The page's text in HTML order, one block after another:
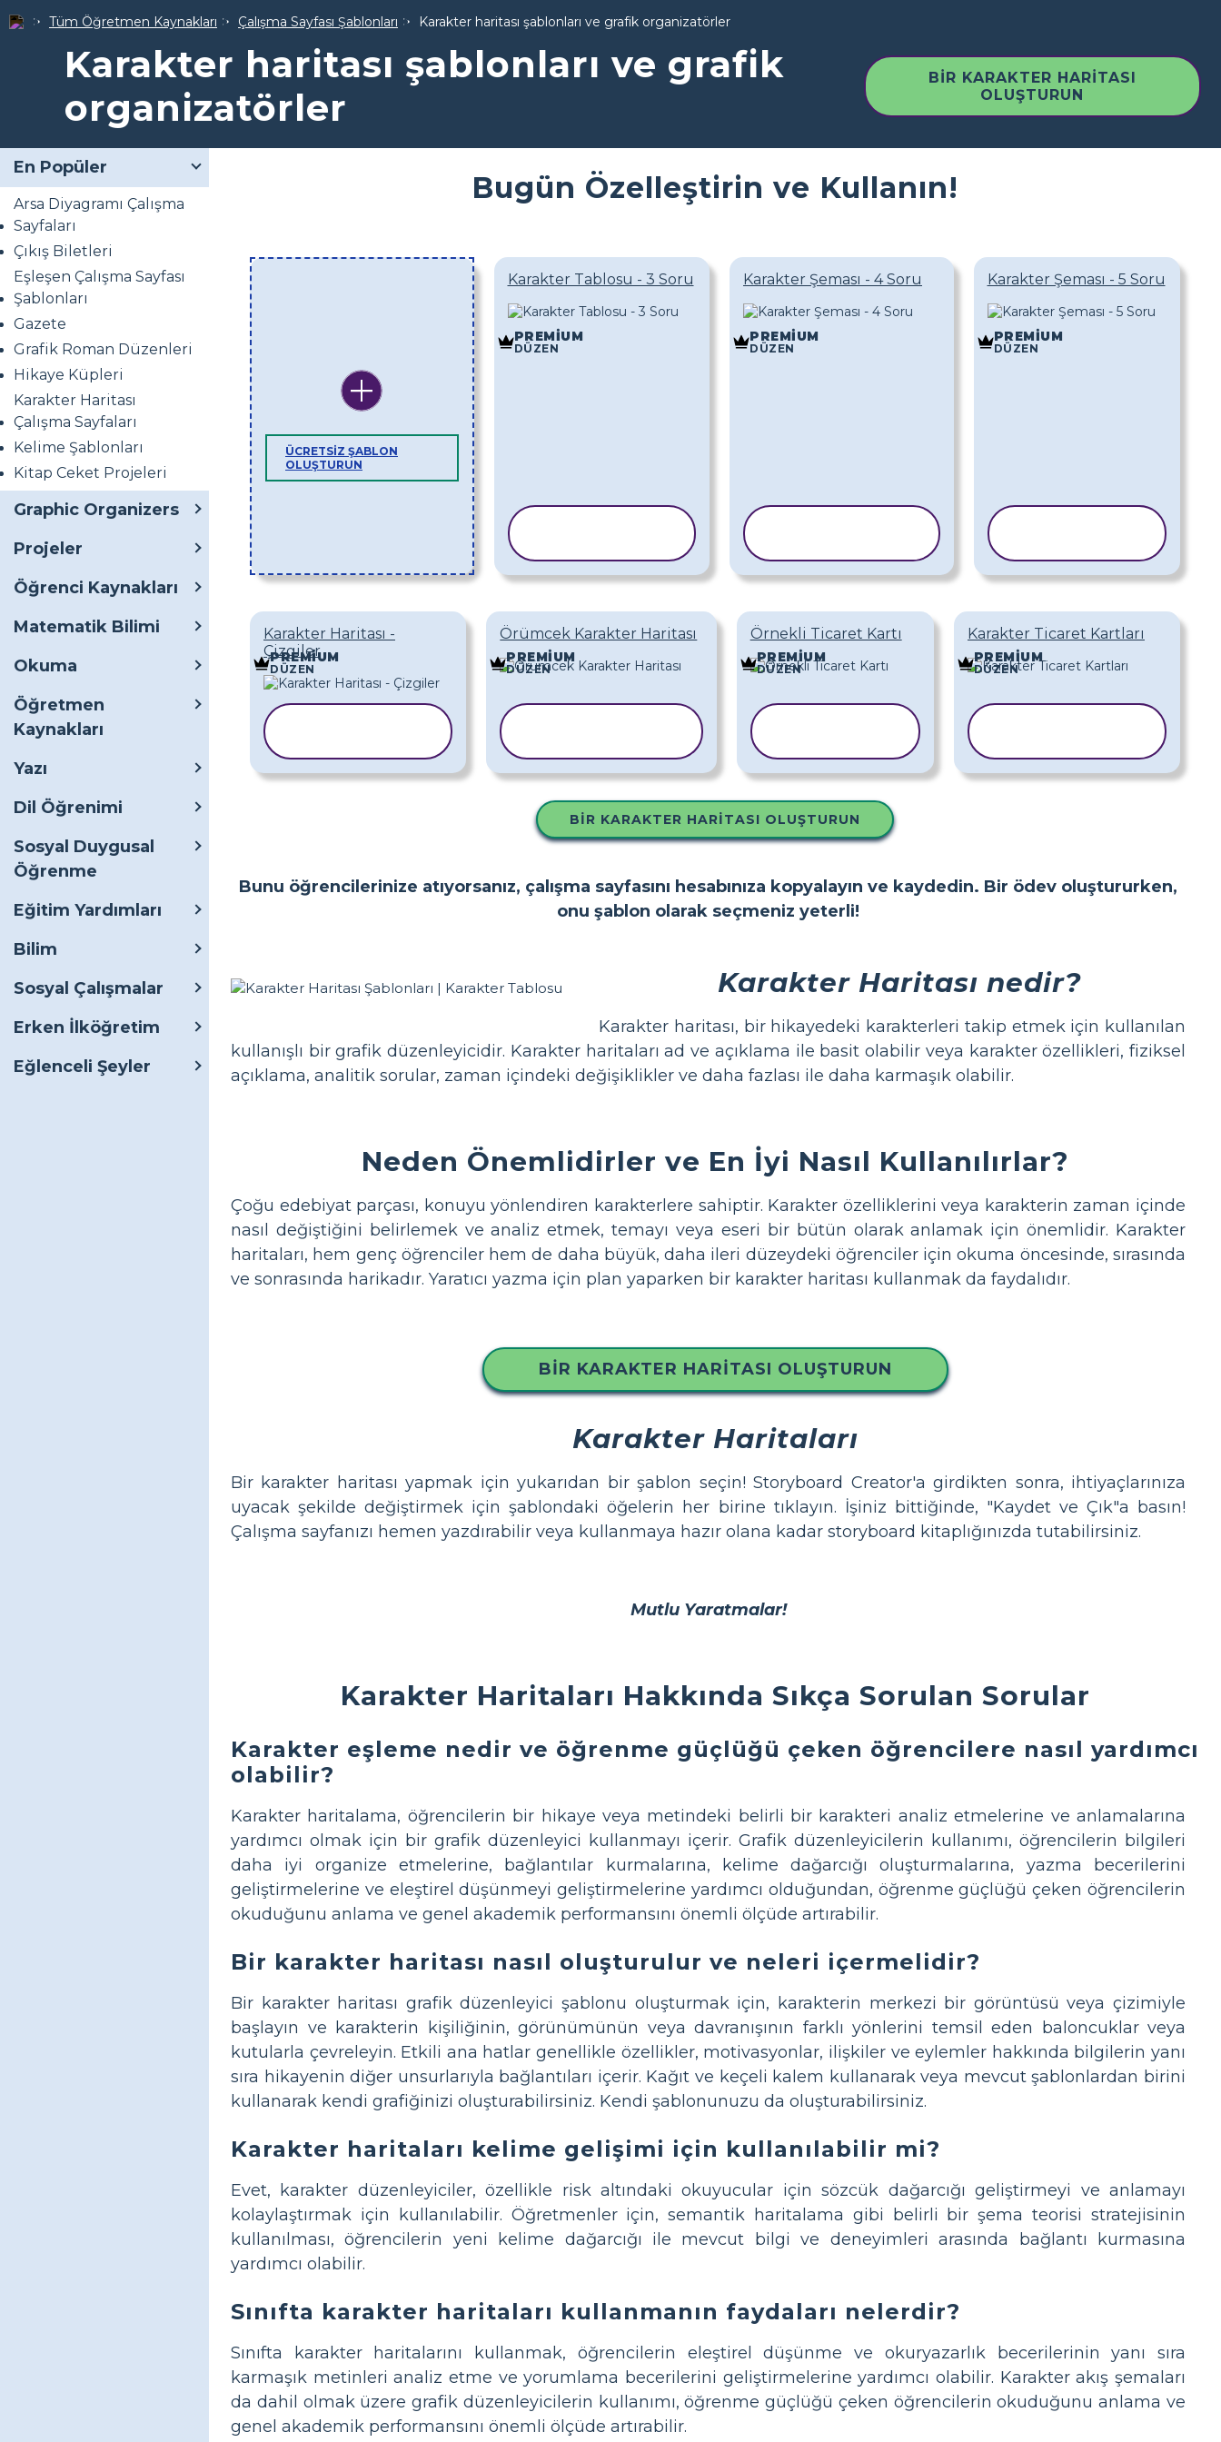
Tüm Öğretmen Kaynakları Çalışma Sayfası Şablonları Karakter haritası şablonları ve grafik organizatörler
Karakter haritası şablonları ve grafik
organizatörler
BIR KARAKTER HARITASI
OLUŞTURUN
En Popüler
Arsa Diyagramı Çalışma
Sayfaları
Çıkış Biletleri
Eşleşen Çalışma Sayfası
Şablonları
Gazete
Grafik Roman Düzenleri
Hikaye Küpleri
Karakter Haritası
Çalışma Sayfaları
Kelime Şablonları
Kitap Ceket Projeleri
Graphic Organizers
Projeler
Öğrenci Kaynakları
Matematik Bilimi
Okuma
Öğretmen
Kaynakları
Yazı
Dil Öğrenimi
Sosyal Duygusal
Öğrenme
Eğitim Yardımları
Bilim
Sosyal Çalışmalar
Erken İlköğretim
Eğlenceli Şeyler
Bugün Özelleştirin ve Kullanın!
ÜCRETSIZ ŞABLON
OLUŞTURUN
Karakter Tablosu - 3 Soru
PREMIUM
DÜZEN
Karakter Şeması - 4 Soru
PREMIUM
DÜZEN
Karakter Şeması - 5 Soru
PREMIUM
DÜZEN
Karakter Haritası -
Çizgiler
PREMIUM
DÜZEN
Örümcek Karakter Haritası
PREMIUM
DÜZEN
Örnekli Ticaret Kartı
PREMIUM
DÜZEN
Karakter Ticaret Kartları
PREMIUM
DÜZEN
BIR KARAKTER HARITASI OLUŞTURUN
Bunu öğrencilerinize atıyorsanız, çalışma sayfasını hesabınıza kopyalayın ve kaydedin. Bir ödev oluştururken,
onu şablon olarak seçmeniz yeterli!
Karakter Haritası nedir?
Karakter haritası, bir hikayedeki karakterleri takip etmek için kullanılan
kullanışlı bir grafik düzenleyicidir. Karakter haritaları ad ve açıklama ile basit olabilir veya karakter özellikleri, fiziksel
açıklama, analitik sorular, zaman içindeki değişiklikler ve daha fazlası ile daha karmaşık olabilir.
Neden Önemlidirler ve En İyi Nasıl Kullanılırlar?
Çoğu edebiyat parçası, konuyu yönlendiren karakterlere sahiptir. Karakter özelliklerini veya karakterin zaman içinde
nasıl değiştiğini belirlemek ve analiz etmek, temayı veya eseri bir bütün olarak anlamak için önemlidir. Karakter
haritaları, hem genç öğrenciler hem de daha büyük, daha ileri düzeydeki öğrenciler için okuma öncesinde, sırasında
ve sonrasında harikadır. Yaratıcı yazma için plan yaparken bir karakter haritası kullanmak da faydalıdır.
BIR KARAKTER HARITASI OLUŞTURUN
Karakter Haritaları
Bir karakter haritası yapmak için yukarıdan bir şablon seçin! Storyboard Creator'a girdikten sonra, ihtiyaçlarınıza
uyacak şekilde değiştirmek için şablondaki öğelerin her birine tıklayın. İşiniz bittiğinde, "Kaydet ve Çık"a basın!
Çalışma sayfanızı hemen yazdırabilir veya kullanmaya hazır olana kadar storyboard kitaplığınızda tutabilirsiniz.
Mutlu Yaratmalar!
Karakter Haritaları Hakkında Sıkça Sorulan Sorular
Karakter eşleme nedir ve öğrenme güçlüğü çeken öğrencilere nasıl yardımcı
olabilir?
Karakter haritalama, öğrencilerin bir hikaye veya metindeki belirli bir karakteri analiz etmelerine ve anlamalarına
yardımcı olmak için bir grafik düzenleyici kullanmayı içerir. Grafik düzenleyicilerin kullanımı, öğrencilerin bilgileri
daha iyi organize etmelerine, bağlantılar kurmalarına, kelime dağarcığı oluşturmalarına, yazma becerilerini
geliştirmelerine ve eleştirel düşünmeyi geliştirmelerine yardımcı olduğundan, öğrenme güçlüğü çeken öğrencilerin
okuduğunu anlama ve genel akademik performansını önemli ölçüde artırabilir.
Bir karakter haritası nasıl oluşturulur ve neleri içermelidir?
Bir karakter haritası grafik düzenleyici şablonu oluşturmak için, karakterin merkezi bir görüntüsü veya çizimiyle
başlayın ve karakterin kişiliğinin, görünümünün veya davranışının farklı yönlerini temsil eden baloncuklar veya
kutularla çevreleyin. Etkili ana hatlar genellikle özellikler, motivasyonlar, ilişkiler ve eylemler hakkında bilgilerin yanı
sıra hikayenin diğer unsurlarıyla bağlantıları içerir. Kağıt ve keçeli kalem kullanarak veya mevcut şablonlardan birini
kullanarak kendi grafiğinizi oluşturabilirsiniz. Kendi şablonunuzu da oluşturabilirsiniz.
Karakter haritaları kelime gelişimi için kullanılabilir mi?
Evet, karakter düzenleyiciler, özellikle risk altındaki okuyucular için sözcük dağarcığı geliştirmeyi ve anlamayı
kolaylaştırmak için kullanılabilir. Öğretmenler için, semantik haritalama gibi belirli bir şema teorisi stratejisinin
kullanılması, öğrencilerin yeni kelime dağarcığı ile mevcut bilgi ve deneyimleri arasında bağlantı kurmasına
yardımcı olabilir.
Sınıfta karakter haritaları kullanmanın faydaları nelerdir?
Sınıfta karakter haritalarını kullanmak, öğrencilerin eleştirel düşünme ve okuryazarlık becerilerinin yanı sıra
karmaşık metinleri analiz etme ve yorumlama becerilerini geliştirmelerine yardımcı olabilir. Karakter akış şemaları
da dahil olmak üzere grafik düzenleyicilerin kullanımı, öğrenme güçlüğü çeken öğrencilerin okuduğunu anlama ve
genel akademik performansını önemli ölçüde artırabilir.